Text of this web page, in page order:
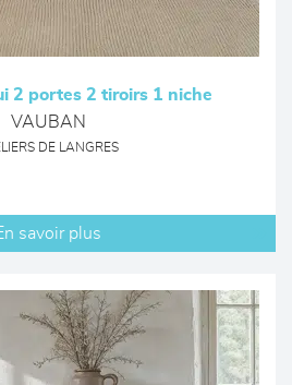
2 portes 2 tiroirs 1 niche
VAUBAN
DE LANGRES
savoir plus